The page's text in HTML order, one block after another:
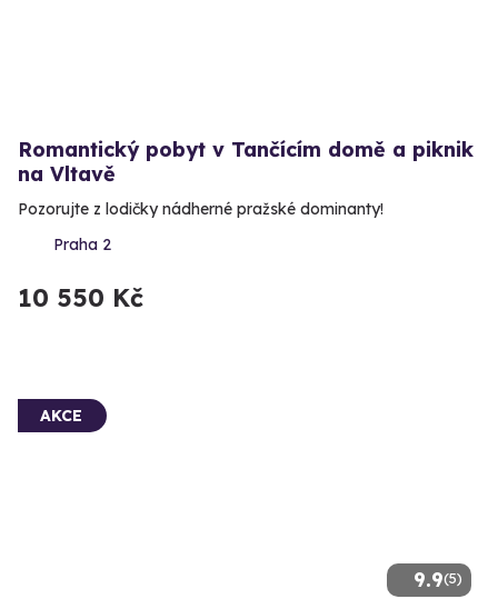
Romantický pobyt v Tančícím domě a piknik
na Vltavě
Pozorujte z lodičky nádherné pražské dominanty!
Praha 2
10 550 Kč
9.9(5)
AKCE